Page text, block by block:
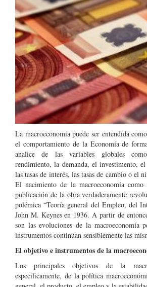
La macroeconomía puede ser entendida
el comportamiento de la Economía de
analice de las variables globales
rendimiento, la demanda, el investimento,
las tasas de interés, las tasas de cambio o el
El nacimiento de la macroeconomía
publicación de la obra verdaderamente
polémica “Teoría general del Empleo, del
John M. Keynes en 1936. A partir de
son las evoluciones de la macroeconomía
instrumentos continúan sensiblemente las
El objetivo e instrumentos de la
Los principales objetivos de la
específicamente, de la política